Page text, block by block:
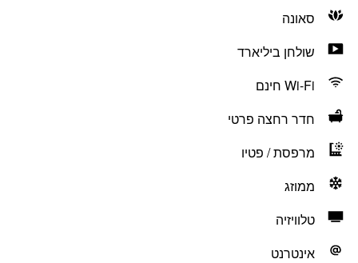
סאונה
שולחן ביליארד
Wi-Fi חינם
חדר רחצה פרטי
מרפסת / פטיו
ממוזג
טלוויזיה
אינטרנט